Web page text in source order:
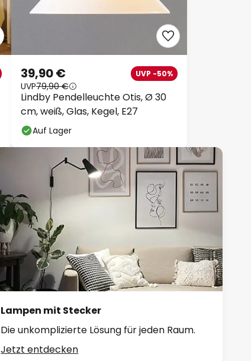
Lindby Pendelleuchte Otis, Ø 30
cm, weiß, Glas, Kegel, E27
39,90 € UVP -50%
UVP79,90 €
Auf Lager
Lampen mit Stecker
Die unkomplizierte Lösung für jeden Raum.
Jetzt entdecken